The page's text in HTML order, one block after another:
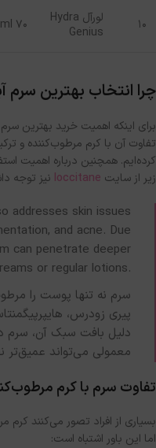
۱۰ لورآل Hydra
Genius
۷۰ ml
چرا انتخاب بهترین
برای اینکه اهمیت خرید بهترین
تفاوت آن با کرم مرطوب‌کننده و
کرده‌ایم. همچنین درباره اهمیت
زیر از سایت loccitane نیز توجه
addresses skin issues
and acne. Due
can penetrate deeper
or regular lotions.
سرم نه تنها پوست را
پیری زودرس،
دلیل بافت سبک آن، سرم
معمولی می‌تواند عمیق‌تر
تفاوت سرم با کرم
بسیاری از افراد تصور می‌کنند
اما این باور اشتباه است: